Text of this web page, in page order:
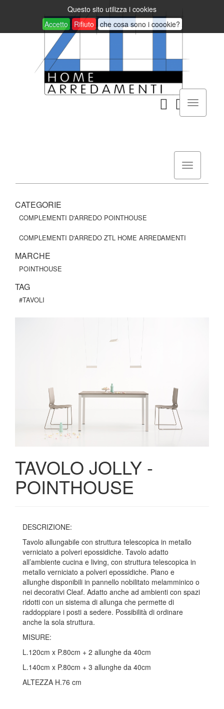
Questo sito utilizza i cookies
Accetto
Rifiuto che cosa sono i coookie?
CATEGORIE
COMPLEMENTI D'ARREDO POINTHOUSE
COMPLEMENTI D'ARREDO ZTL HOME ARREDAMENTI
MARCHE
POINTHOUSE
TAG
#TAVOLI
TAVOLO JOLLY -
POINTHOUSE
DESCRIZIONE:
Tavolo allungabile con struttura telescopica in metallo
verniciato a polveri epossidiche. Tavolo adatto
all’ambiente cucina e living, con struttura telescopica in
metallo verniciato a polveri epossidiche. Piano e
allunghe disponibili in pannello nobilitato melamminico o
nei decorativi Cleaf. Adatto anche ad ambienti con spazi
ridotti con un sistema di allunga che permette di
raddoppiare i posti a sedere. Possibilità di ordinare
anche la sola struttura.
MISURE:
L.120cm x P.80cm + 2 allunghe da 40cm
L.140cm x P.80cm + 3 allunghe da 40cm
ALTEZZA H.76 cm